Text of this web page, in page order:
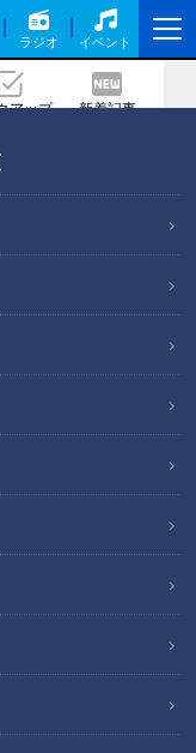
ラジオ イベント
アップ 新着記事
の面白い